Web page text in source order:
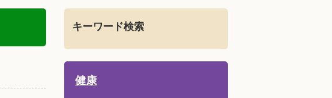
キーワード検索
健康